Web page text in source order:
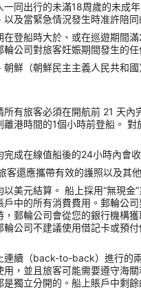
同出行的未滿18周歲的未成
及當緊急情況發生時准許陪
登船時大於、或在巡遊期間
公司對旅客妊娠期間發生的
鮮（朝鮮民主主義人民共和
所有旅客必須在開航前 21 天
港時間的1個小時前登船。
完成在線值船後的24小時內會
還應攜帶有效的護照以及其
美元結算。 船上採用“無現
戶中的所有消費費用。郵輪公
，郵輪公司會從您的銀行機構
公司不建議使用借記卡或預
連續（back-to-back）進行的
，並且旅客可能需要遵守海
獨立分開的。船上賬戶中剩餘